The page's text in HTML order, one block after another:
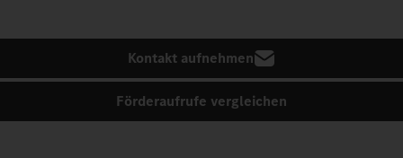
Kontakt aufnehmen
Förderaufrufe vergleichen